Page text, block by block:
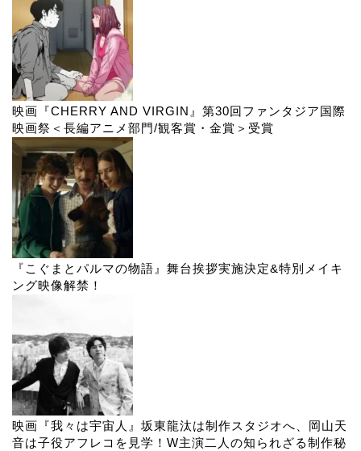
映画『CHERRY AND VIRGIN』第30回ファンタジア国際
映画祭＜長編アニメ部門/観客賞・金賞＞受賞
『こぐまとパルマの物語』舞台挨拶実施決定&特別メイキ
ング映像解禁！
映画『我々は宇宙人』坂東龍汰は制作スタジオへ、岡山天
音は子役アフレコを見学！W主演二人の知られざる制作秘